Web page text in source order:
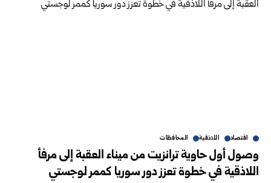
اقتصاد اللاذقية المحافظات
وصول أول حاوية ترانزيت من ميناء العقبة إلى مرفأ
اللاذقية في خطوة تعزز دور سوريا كممر لوجستي